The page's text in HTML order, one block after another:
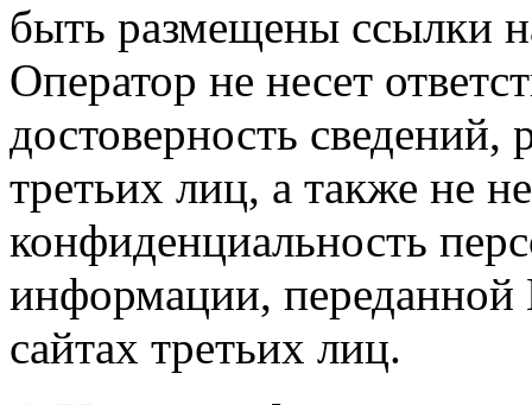
быть размещены ссылки
Оператор не несет
достоверность
третьих лиц, а также не
конфиденциальность
информации, переданной
сайтах третьих лиц.